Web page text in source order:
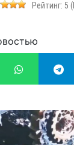
Рейтинг: 5